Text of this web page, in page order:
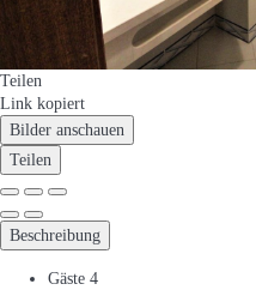
Teilen
Link kopiert
Bilder anschauen
Teilen
Beschreibung
Gäste 4